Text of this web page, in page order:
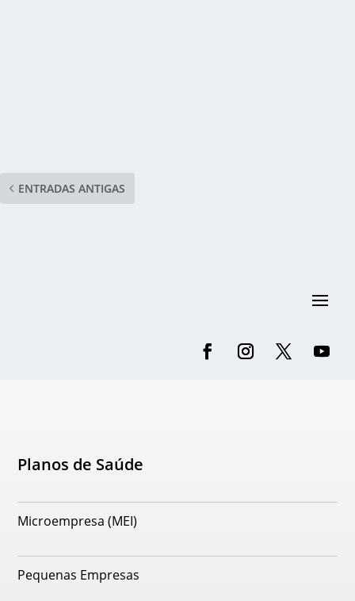
ENTRADAS ANTIGAS
Planos de Saúde
Microempresa (MEI)
Pequenas Empresas